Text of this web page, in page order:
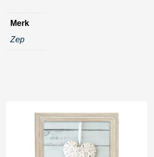
Merk
Zep